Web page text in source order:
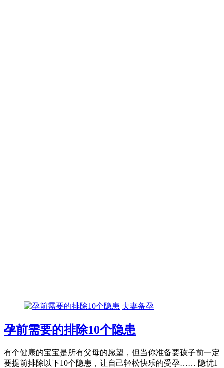
夫妻备孕
孕前需要的排除10个隐患
有个健康的宝宝是所有父母的愿望，但当你准备要孩子前一定
要提前排除以下10个隐患，让自己轻松快乐的受孕…… 隐忧1